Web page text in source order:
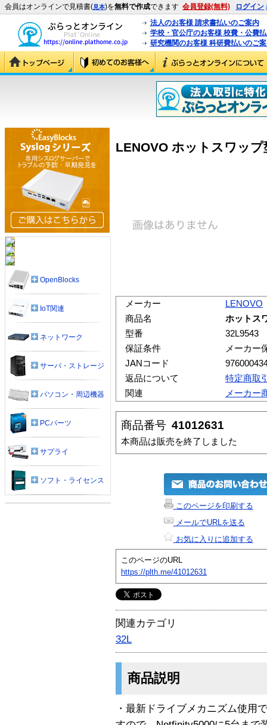
会員はオンラインで見積書(見本)を無料で作成できます 会員登録(無料) ログイン
法人のお客様 請求書払いのご案内
学校・官公庁のお客様 校費・公費
研究機関のお客様 科研費払いのご
LENOVO ホットスワッ
メーカー
LENOVO
商品名
ホットス
型番
32L9543
保証条件
メーカー
JANコード
返品について
特定商取
関連
メーカー
商品番号 41012631
本商品は販売を終了しました
このページを印刷する
メールでURLを送る
お気に入りに追加する
このページのURL
https://plth.me/41012631
関連カテゴリ
32L
商品説明
・最新ドライブメカニズム使用
OpenBlocks
IoT関連
ネットワーク
サーバ・ストレージ
パソコン・周辺機器
PCパーツ
サプライ
ソフト・ライセンス